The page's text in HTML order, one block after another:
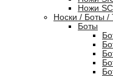
Ножи
Носки / Боты /
Боты